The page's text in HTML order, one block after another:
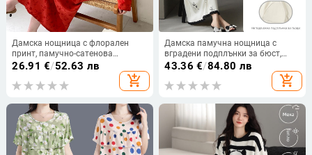
Дамска нощница с флорален
принт, памучно-сатенова
материя, wrap стил до глезена,
пролет-лято, вдъхновена от
китайски стил
26.91 €/52.63 лв
add_shopping_cart
Дамска памучна нощница с
вградени подплънки за бюст,
средна дължина, подходяща за
носене навън, удобна домашна
дреха
43.36 €/84.80 лв
add_shopping_cart